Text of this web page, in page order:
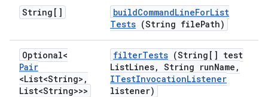
String[] buildCommandLineForList
Tests (String filePath)
Optional<
Pair
<List<String> ,
List<String>>>
filterTests (String[] test
ListLines, String runName ,
ITestInvocationListener
listener)